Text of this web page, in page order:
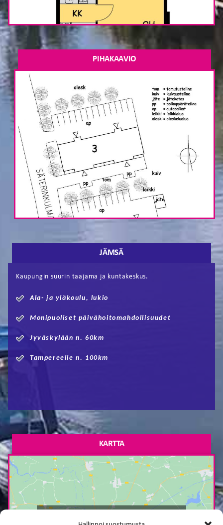
PIHAKAAVIO
JÄMSÄ
Kaupungin suurin taajama ja kuntakeskus.
Ala- ja yläkoulu, lukio
Monipuoliset päivähoitomahdollisuudet
Jyväskylään n. 60km
Tampereelle n. 100km
KARTTA